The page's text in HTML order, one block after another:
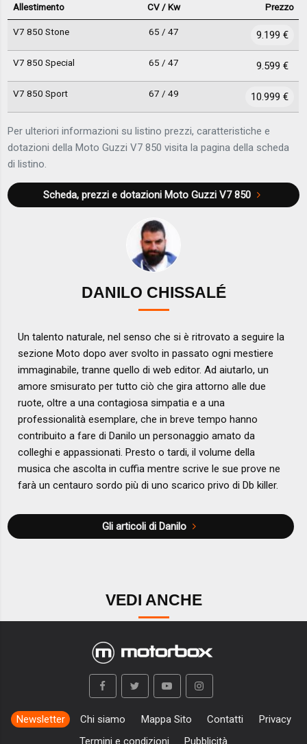
Allestimento CV / Kw Prezzo
V7 850 Stone 65 / 47 9.199 €
V7 850 Special 65 / 47 9.599 €
V7 850 Sport 67 / 49 10.999 €
Per ulteriori informazioni su listino prezzi, caratteristiche e
dotazioni della Moto Guzzi V7 850 visita la pagina della scheda
di listino.
Scheda, prezzi e dotazioni Moto Guzzi V7 850
DANILO CHISSALÉ
Un talento naturale, nel senso che si è ritrovato a seguire la
sezione Moto dopo aver svolto in passato ogni mestiere
immaginabile, tranne quello di web editor. Ad aiutarlo, un
amore smisurato per tutto ciò che gira attorno alle due
ruote, oltre a una contagiosa simpatia e a una
professionalità esemplare, che in breve tempo hanno
contribuito a fare di Danilo un personaggio amato da
colleghi e appassionati. Presto o tardi, il volume della
musica che ascolta in cuffia mentre scrive le sue prove ne
farà un centauro sordo più di uno scarico privo di Db killer.
Gli articoli di Danilo
VEDI ANCHE
Newsletter Chi siamo Mappa Sito Contatti
Privacy
Termini e condizioni
Pubblicità